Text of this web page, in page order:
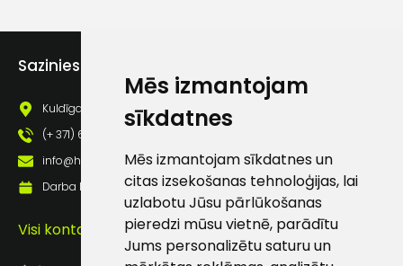
Mēs izmantojam
sīkdatnes
Mēs izmantojam sīkdatnes un
citas izsekošanas tehnoloģijas, lai
uzlabotu Jūsu pārlūkošanas
pieredzi mūsu vietnē, parādītu
Jums personalizētu saturu un
Sazinies ar mums
Kuldīgas iela 69a, Saldus, Saldus nov., LV - 3801
(+ 371) 63 881 186
info@hards.lv
Darba laiks: Darbadienās: 8:00 - 17:00
Visi kontakti
Piekrītu saņemt
pastā
Sūtīt ziņojumu